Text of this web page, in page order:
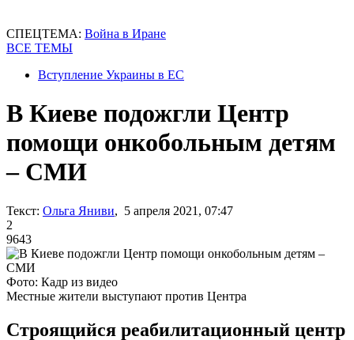
СПЕЦТЕМА: Война в Иране
ВСЕ ТЕМЫ
Вступление Украины в ЕС
В Киеве подожгли Центр
помощи онкобольным детям
– СМИ
Текст: Ольга Яниви, 5 апреля 2021, 07:47
2
9643
Фото: Кадр из видео
Местные жители выступают против Центра
Строящийся реабилитационный центр